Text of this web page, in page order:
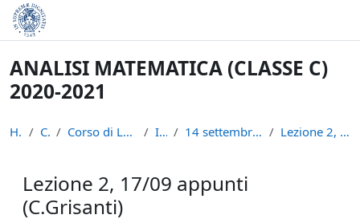
Skip to main content
ANALISI MATEMATICA (CLASSE C)
2020-2021
Home Courses Corso di Laurea in Informatica (L-31) INFAN21 14 settembre - 20 settembre: I settimana Lezione 2, 17/09 appunti (C.Grisanti)
Lezione 2, 17/09 appunti
(C.Grisanti)